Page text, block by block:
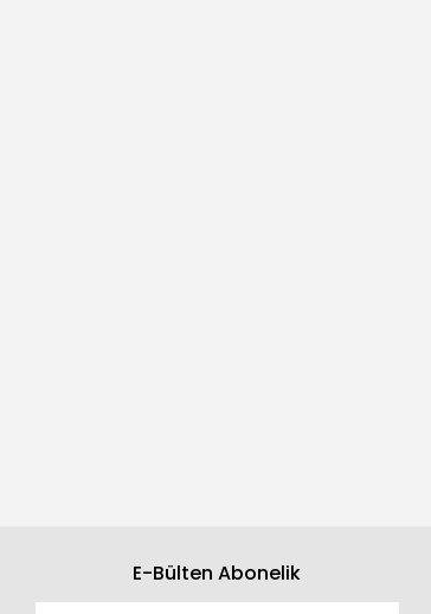
E-Bülten Abonelik